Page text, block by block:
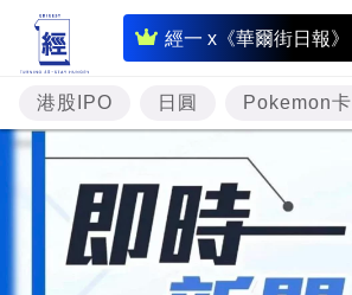
經一 x《華爾街日報》
即
時
財
經
題
投
港股IPO 日圓 Pokemon卡